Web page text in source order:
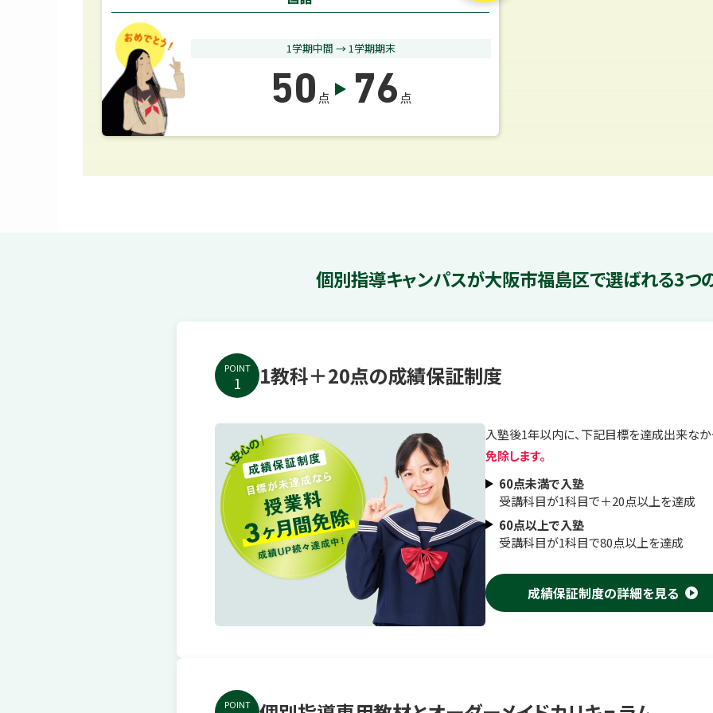
1学期中間 → 1学期期末
50 点 76 点
個別指導キャンパスが大阪市福島区で選ばれる3つ
POINT
1 1教科＋20点の成績保証制度
入塾後1年以内に、下記目標を達成出来なか
免除します。
60点未満で入塾
受講科目が1科目で＋20点以上を達成
60点以上で入塾
受講科目が1科目で80点以上を達成
成績保証制度の詳細を見る
POINT